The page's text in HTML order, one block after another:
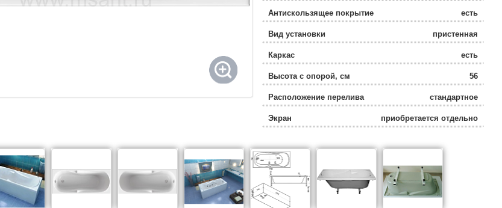
Антискользящее покрытие есть
Вид установки пристенная
Каркас есть
Высота с опорой, см 56
Расположение перелива стандартное
Экран приобретается отдельно
Толщина листа, см
Слив-перелив приобретается отдельно
Ориентация